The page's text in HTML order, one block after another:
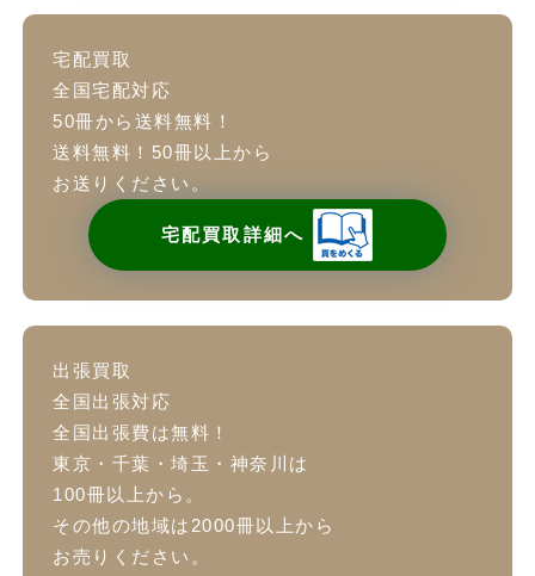
宅配買取
全国宅配対応
50冊から送料無料！
送料無料！50冊以上から
お送りください。
宅配買取詳細へ
出張買取
全国出張対応
全国出張費は無料！
東京・千葉・埼玉・神奈川は
100冊以上から。
その他の地域は2000冊以上から
お売りください。